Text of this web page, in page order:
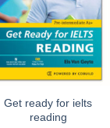
Get ready for ielts
reading